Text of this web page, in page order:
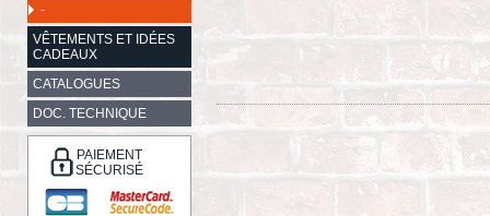
-
VÊTEMENTS ET IDÉES
CADEAUX
CATALOGUES
DOC. TECHNIQUE
PAIEMENT
SÉCURISÉ